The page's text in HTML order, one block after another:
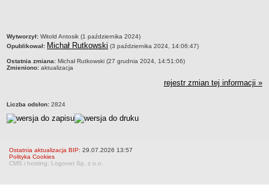
PRACA W ZDW
Wyniki naborów
Uzgodnienie lokalizacji / przebudowy zjazdu
Uzgodnienie lokalizacji urządzeń infrastruktury technicznej
Zezwolenie na prowadzenie robót
metryczka
Wytworzył: Witold Antosik (1 października 2024)
Opublikował: Michał Rutkowski (3 października 2024, 14:06:47)
Ostatnia zmiana: Michał Rutkowski (27 grudnia 2024, 14:51:06)
Zmieniono: aktualizacja
rejestr zmian tej informacji »
Liczba odsłon: 2824
Ostatnia aktualizacja BIP: 29.07.2026 13:57
Polityka Cookies
CMS i hosting: Logonet Sp. z o.o.